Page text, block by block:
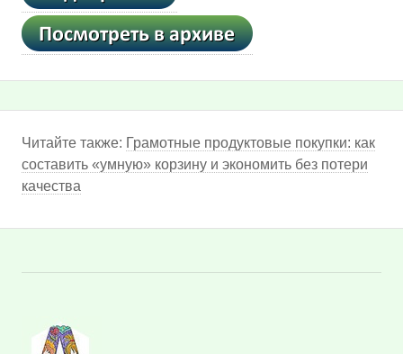
Читайте также: Грамотные продуктовые покупки: как
составить «умную» корзину и экономить без потери
качества